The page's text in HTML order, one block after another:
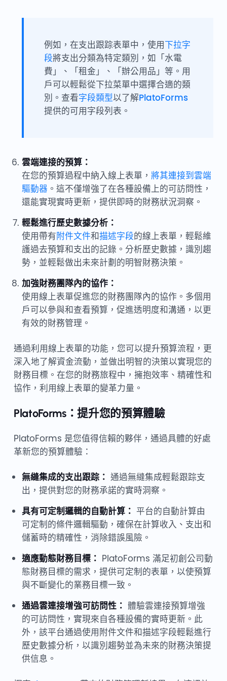
例如，在支出跟踪表單中，使用下拉字
段將支出分類為特定類別，如「水電
費」、「租金」、「辦公用品」等。用
戶可以輕鬆從下拉菜單中選擇合適的類
別。查看字段類型以了解PlatoForms
提供的可用字段列表。
雲端連接的預算：
在您的預算過程中納入線上表單， 將其連接到雲端
驅動器 。這不僅增強了在各種設備上的可訪問性，
還能實現實時更新，提供即時的財務狀況洞察。
輕鬆進行歷史數據分析：
使用帶有附件文件和描述字段的線上表單，輕鬆維
護過去預算和支出的記錄。分析歷史數據，識別趨
勢，並輕鬆做出未來計劃的明智財務決策。
加強財務團隊內的協作：
使用線上表單促進您的財務團隊內的協作。多個用
戶可以參與和查看預算，促進透明度和溝通，以更
有效的財務管理。
通過利用線上表單的功能，您可以提升預算流程，更
深入地了解資金流動，並做出明智的決策以實現您的
財務目標。在您的財務旅程中，擁抱效率、精確性和
協作，利用線上表單的變革力量。
PlatoForms：提升您的預算體驗
PlatoForms 是您值得信賴的夥伴，通過具體的好處
革新您的預算體驗：
無縫集成的支出跟踪： 通過無縫集成輕鬆跟踪支
出，提供對您的財務承諾的實時洞察。
具有可定制邏輯的自動計算： 平台的自動計算由
可定制的條件邏輯驅動，確保在計算收入、支出和
儲蓄時的精確性，消除錯誤風險。
適應動態財務目標： PlatoForms 滿足初創公司動
態財務目標的需求，提供可定制的表單，以使預算
與不斷變化的業務目標一致。
通過雲連接增強可訪問性： 體驗雲連接預算增強
的可訪問性，實現來自各種設備的實時更新。此
外，該平台通過使用附件文件和描述字段輕鬆進行
歷史數據分析，以識別趨勢並為未來的財務決策提
供信息。